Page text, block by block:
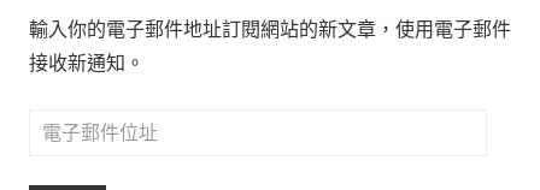
輸入你的電子郵件地址訂閱網站的新文章，使用電子郵件
接收新通知。
電